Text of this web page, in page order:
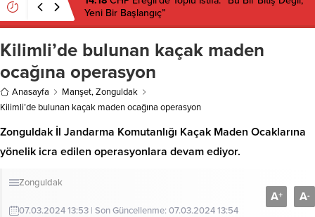
Yeni Bir Başlangıç”
Kilimli’de bulunan kaçak maden
ocağına operasyon
Anasayfa Manşet,Zonguldak
Kilimli’de bulunan kaçak maden ocağına operasyon
Zonguldak İl Jandarma Komutanlığı Kaçak Maden Ocaklarına
yönelik icra edilen operasyonlara devam ediyor.
Zonguldak
07.03.2024 13:53 | Son Güncellenme: 07.03.2024 13:54
A+ A-